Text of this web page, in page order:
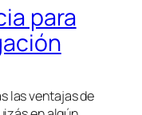
para
las ventajas de